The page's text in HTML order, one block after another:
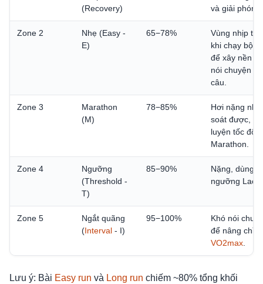
(Recovery)
và giải phóng
Zone 2
Nhẹ (Easy -
E)
65−78%
Vùng nhịp
khi chạy bộ
để xây nền
nói chuyện
câu.
Zone 3
Marathon
(M)
78−85%
Hơi nặng
soát được,
luyện tốc độ
Marathon.
Zone 4
Ngưỡng
(Threshold -
T)
85−90%
Nặng, dùng
ngưỡng
Zone 5
Ngắt quãng
(Interval - I)
95−100%
Khó nói
để nâng chỉ
VO2max
Lưu ý: Bài Easy run và Long run chiếm ~80% tổng khối